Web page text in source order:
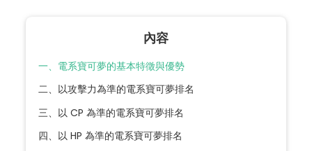
內容
一、電系寶可夢的基本特徵與優勢
二、以攻擊力為準的電系寶可夢排名
三、以 CP 為準的電系寶可夢排名
四、以 HP 為準的電系寶可夢排名